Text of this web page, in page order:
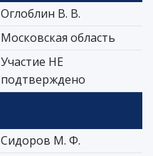
Оглоблин В. В.
Московская область
Участие НЕ
подтверждено
Сидоров М. Ф.